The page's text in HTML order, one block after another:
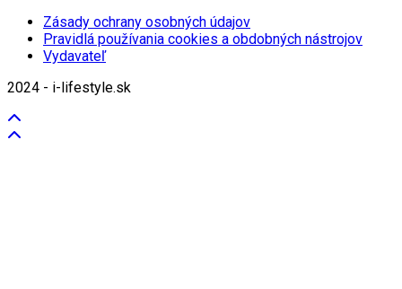
Zásady ochrany osobných údajov
Pravidlá používania cookies a obdobných nástrojov
Vydavateľ
2024 - i-lifestyle.sk